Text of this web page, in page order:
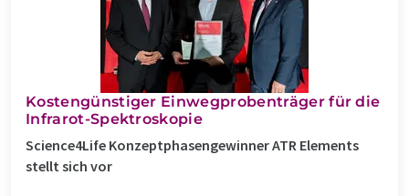
Kostengünstiger Einwegprobenträger für die
Infrarot-Spektroskopie
Science4Life Konzeptphasengewinner ATR Elements
stellt sich vor